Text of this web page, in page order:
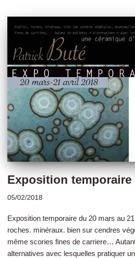
Exposition temporaire
05/02/2018
Exposition temporaire du 20 mars au
roches. minéraux. bien sur cendres
même scories fines de carriere…
alternatives avec lesquelles pratiquer